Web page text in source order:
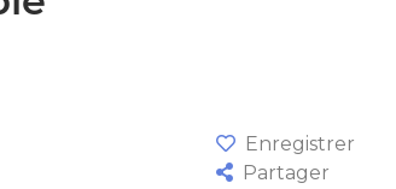
Enregistrer
Partager